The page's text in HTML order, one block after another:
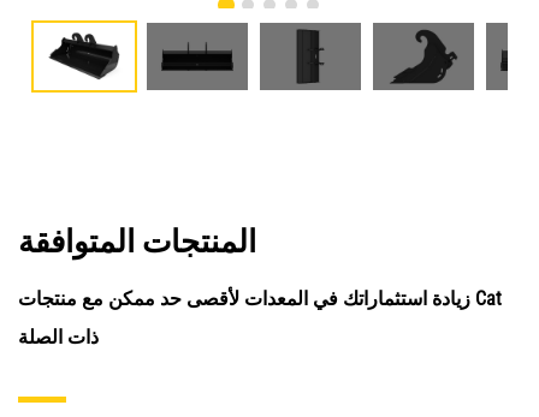
المنتجات المتوافقة
زيادة استثماراتك في المعدات لأقصى حد ممكن مع منتجات Cat
ذات الصلة